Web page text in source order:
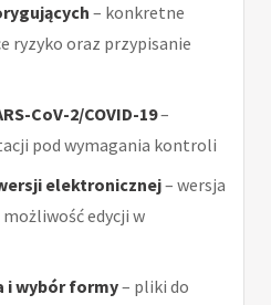
– konkretne
ryzyko oraz przypisanie
CoV-2/COVID-19–
pod wymagania kontroli
elektronicznej– wersja
edycji w
i wybór formy– pliki do